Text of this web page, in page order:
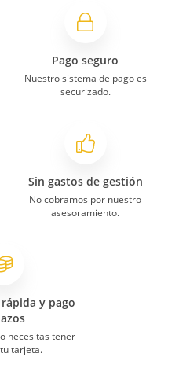
Pago seguro
Nuestro sistema de pago es
securizado.
Sin gastos de gestión
No cobramos por nuestro
asesoramiento.
y pago
necesitas tener
tarjeta.